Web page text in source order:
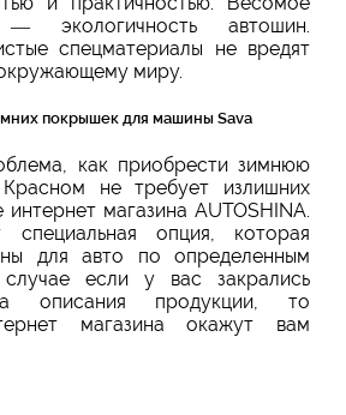
— экологичность автошин.
спецматериалы не вредят
миру.
покрышек для машины Sava
как приобрести зимнюю
не требует излишних
магазина AUTOSHINA.
специальная опция, которая
для авто по определенным
если у вас закрались
описания продукции, то
магазина окажут вам